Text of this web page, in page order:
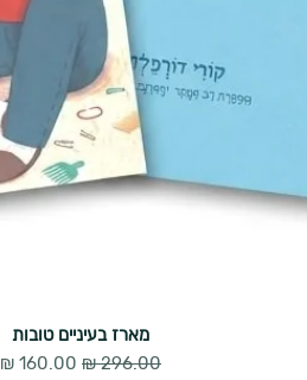
מארז בעיניים טובות
מחיר רגיל
מחיר מבצע